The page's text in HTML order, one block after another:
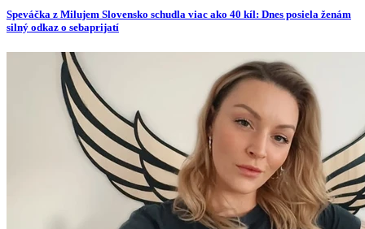
Speváčka z Milujem Slovensko schudla viac ako 40 kíl: Dnes posiela ženám
silný odkaz o sebaprijatí